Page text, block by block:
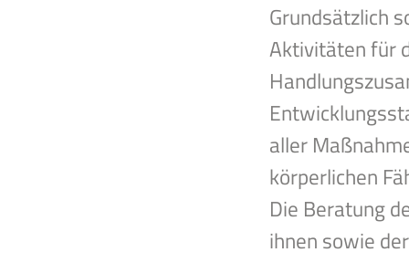
Grundsätzlich
Aktivitäten für
aller
körperlichen
Die Beratung
ihnen sowie